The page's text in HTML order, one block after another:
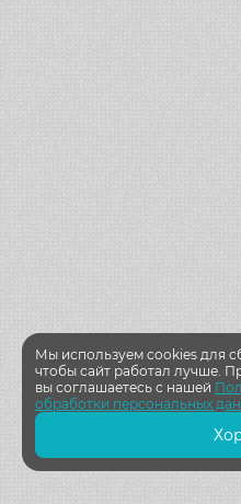
Мы используем cookies для
чтобы сайт работал лучше.
вы соглашаетесь с нашей
обработки персональных